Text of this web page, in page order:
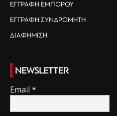
ΕΓΓΡΑΦΗ ΕΜΠΟΡΟΥ
ΕΓΓΡΑΦΗ ΣΥΝΔΡΟΜΗΤΗ
ΔΙΑΦΗΜΙΣΗ
NEWSLETTER
Email *